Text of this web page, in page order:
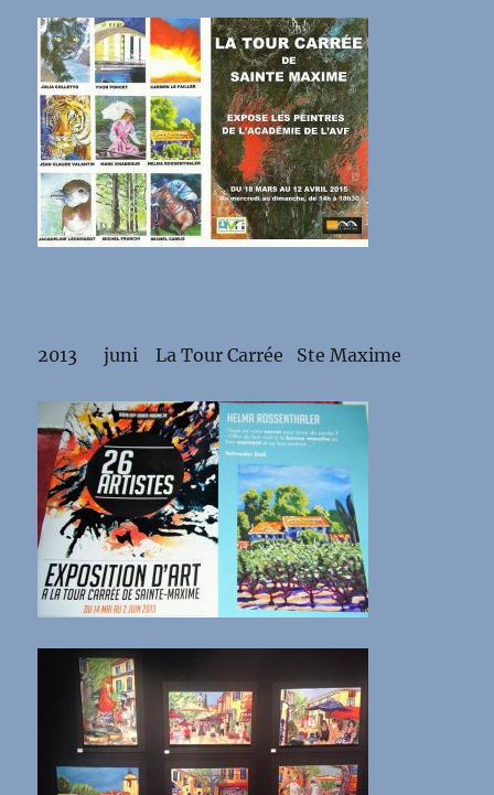
2013 juni La Tour Carrée Ste Maxime